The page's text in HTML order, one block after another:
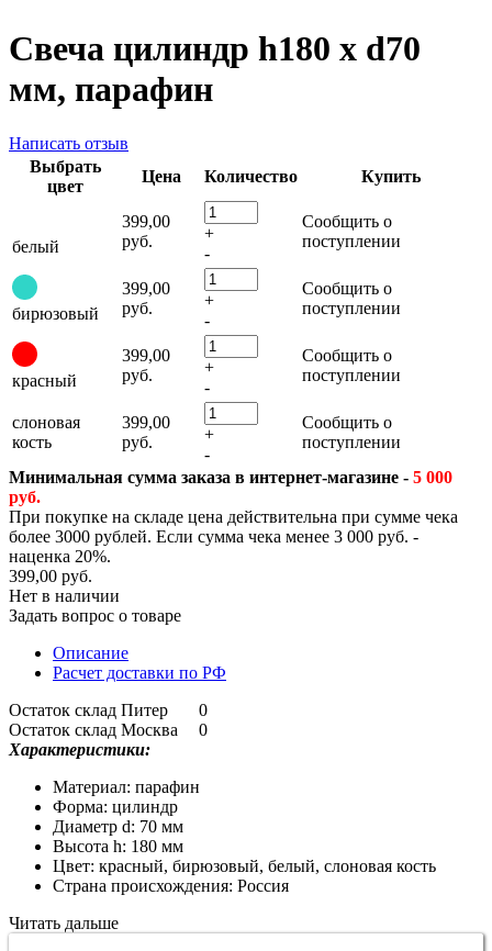
Свеча цилиндр h180 х d70
мм, парафин
Написать отзыв
Выбрать
цвет
Цена Количество Купить
белый
399,00
руб.
+
-
Сообщить о
поступлении
бирюзовый
399,00
руб.
+
-
Сообщить о
поступлении
красный
399,00
руб.
+
-
Сообщить о
поступлении
слоновая
кость
399,00
руб.
+
-
Сообщить о
поступлении
Минимальная сумма заказа в интернет-магазине - 5 000
руб.
При покупке на складе цена действительна при сумме чека
более 3000 рублей. Если сумма чека менее 3 000 руб. -
наценка 20%.
399,00 руб.
Нет в наличии
Задать вопрос о товаре
Описание
Расчет доставки по РФ
Остаток склад Питер
0
Остаток склад Москва
0
Характеристики:
Материал: парафин
Форма: цилиндр
Диаметр d: 70 мм
Высота h: 180 мм
Цвет: красный, бирюзовый, белый, слоновая кость
Страна происхождения: Россия
Читать дальше